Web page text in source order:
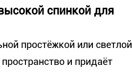
спинкой для
простёжкой или светлой
и придаёт